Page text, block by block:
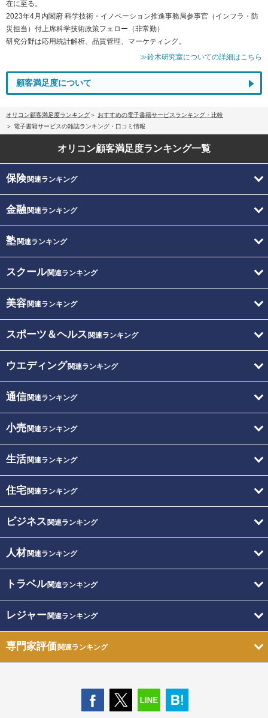
在に至る。
2023年4月内閣府 科学技術・イノベーション推進事務局参事官（インフラ・防
災担当）付上席科学技術政策フェロー（非常勤）
研究分野は応用統計解析、品質管理、マーケティング。
≫鈴木研究室についての詳細はこちら
顧客満足度について
オリコン顧客満足度ランキング
おすすめの電子書籍サービスランキング・比較
電子書籍サービスの雑誌ランキング・口コミ情報
オリコン顧客満足度ランキング一覧
保険関連ランキング
金融関連ランキング
塾関連ランキング
スクール関連ランキング
美容関連ランキング
スポーツ＆ヘルス 関連ランキング
ウエディング関連ランキング
通信関連ランキング
小売関連ランキング
生活関連ランキング
住宅関連ランキング
ビジネス 関連ランキング
人材関連ランキング
トラベル関連ランキング
レジャー関連ランキング
専門家評価関連ランキング